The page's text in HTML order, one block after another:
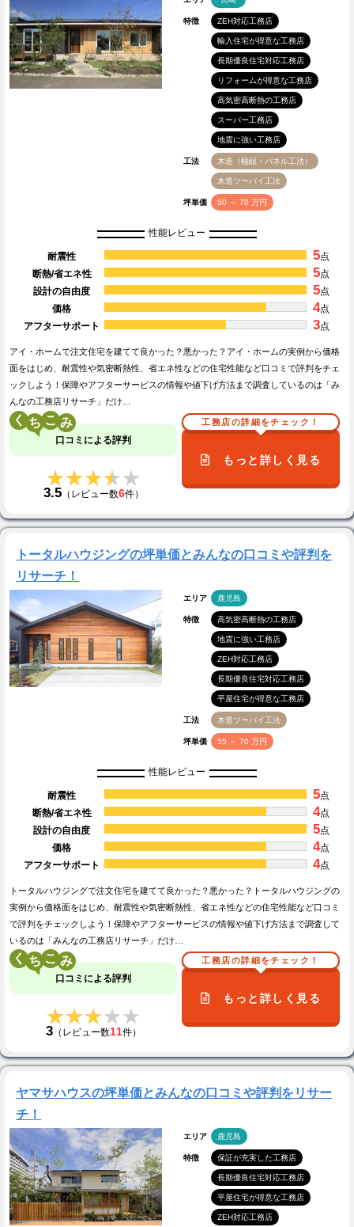
特徴 ZEH対応工務店
輸入住宅が得意な工務店
長期優良住宅対応工務店
リフォームが得意な工務店
高気密高断熱の工務店
スーパー工務店
地震に強い工務店
工法 木造（軸組・パネル工法）
木造ツーバイ工法
坪単価 50 ～ 70 万円
性能レビュー
耐震性 5点
断熱/省エネ性
5点
設計の自由度
5点
価格
4点
アフターサポート
3点
アイ・ホームで注文住宅を建てて良かった？悪かった？アイ・ホームの実例から価格
面をはじめ、耐震性や気密断熱性、省エネ性などの住宅性能など口コミで評判をチェ
ックしよう！保障やアフターサービスの情報や値下げ方法まで調査しているのは「み
んなの工務店リサーチ」だけ…
く こ
口コミによる評判
★★★★★
★★★★★
3.5（レビュー数6件）
工務店の詳細をチェック！
もっと詳しく見る
トータルハウジングの坪単価とみんなの口コミや評判を
リサーチ！
エリア 鹿児島
特徴 高気密高断熱の工務店
地震に強い工務店
ZEH対応工務店
長期優良住宅対応工務店
平屋住宅が得意な工務店
工法 木造ツーバイ工法
坪単価 55 ～ 70 万円
性能レビュー
耐震性 5点
断熱/省エネ性
4点
設計の自由度
5点
価格
4点
アフターサポート
4点
トータルハウジングで注文住宅を建てて良かった？悪かった？トータルハウジングの
実例から価格面をはじめ、耐震性や気密断熱性、省エネ性などの住宅性能など口コミ
で評判をチェックしよう！保障やアフターサービスの情報や値下げ方法まで調査して
いるのは「みんなの工務店リサーチ」だけ…
く こ
口コミによる評判
★★★★★
★★★★★
3（レビュー数11件）
工務店の詳細をチェック！
もっと詳しく見る
ヤマサハウスの坪単価とみんなの口コミや評判をリサー
チ！
エリア 鹿児島
特徴 保証が充実した工務店
長期優良住宅対応工務店
平屋住宅が得意な工務店
ZEH対応工務店